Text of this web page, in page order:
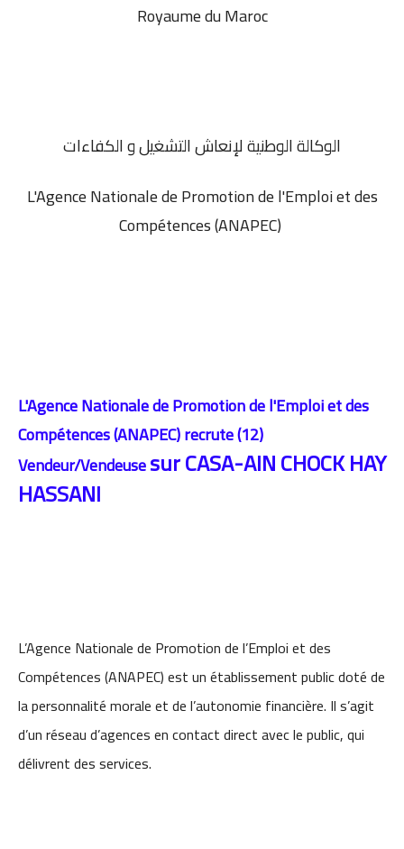
Royaume du Maroc
الوكالة الوطنية لإنعاش التشغيل و الكفاءات
L'Agence Nationale de Promotion de l'Emploi et des
Compétences (ANAPEC)
L'Agence Nationale de Promotion de l'Emploi et des
Compétences (ANAPEC) recrute(12)
Vendeur/Vendeusesur CASA-AIN CHOCK HAY
HASSANI
L’Agence Nationale de Promotion de l’Emploi et des
Compétences (ANAPEC) est un établissement public doté de
la personnalité morale et de l’autonomie financière. Il s’agit
d’un réseau d’agences en contact direct avec le public, qui
délivrent des services.